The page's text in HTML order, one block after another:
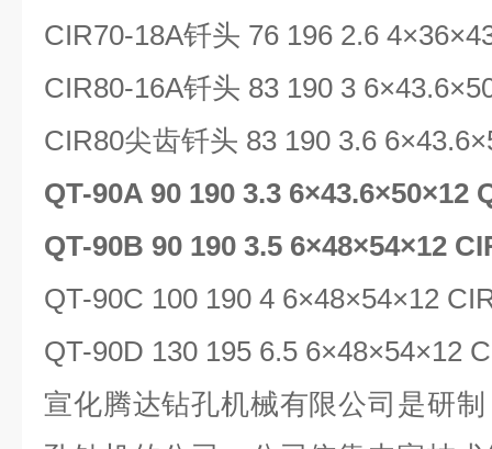
CIR70-18A钎头 76 196 2.6
CIR80-16A钎头 83 190 3
CIR80尖齿钎头 83 190 3.6
QT-90A 90 190 3.3 6×43.6×50×12
QT-90B 90 190 3.5 6×48×54×12
QT-90C 100 190 4 6×48×54×12
QT-90D 130 195 6.5 6×48×54×12
宣化腾达钻孔机械有限公司是研